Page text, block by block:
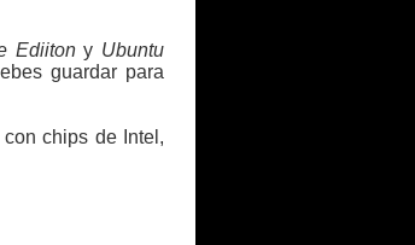
Ediitony Ubuntu
guardar para
chips de Intel,